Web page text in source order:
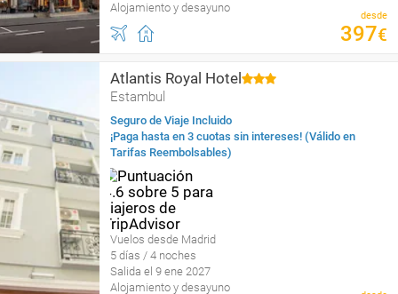
Alojamiento y desayuno
desde
397€
Atlantis Royal Hotel
Estambul
Seguro de Viaje Incluido
¡Paga hasta en 3 cuotas sin intereses! (Válido en
Tarifas Reembolsables)
Vuelos desde Madrid
5 días / 4 noches
Salida el 9 ene 2027
Alojamiento y desayuno